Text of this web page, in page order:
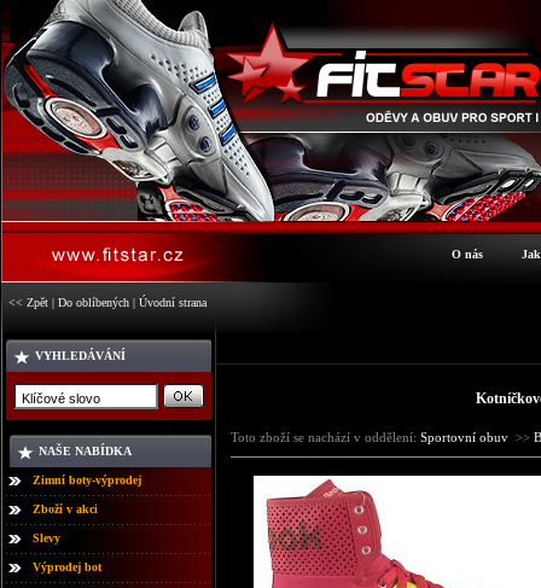
O nás
<< Zpět | Do oblíbených | Úvodní strana
VYHLEDÁVÁNÍ
NAŠE NABÍDKA
Zimní boty-výprodej
Zboží v akci
Slevy
Výprodej bot
Toto zboží se nachází v oddělení: Sportovní obuv >>